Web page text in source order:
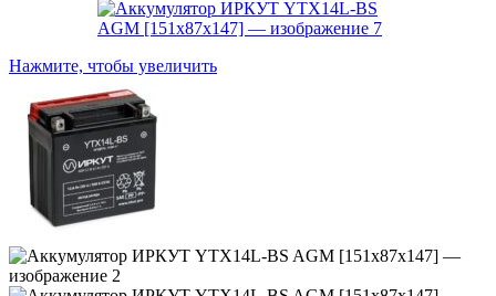
Нажмите, чтобы увеличить